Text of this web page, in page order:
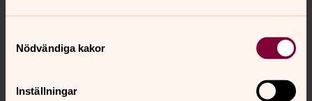
Nödvändiga kakor
Inställningar
Kalender